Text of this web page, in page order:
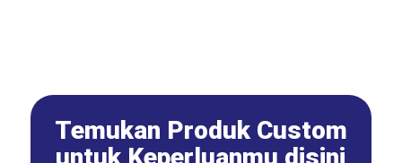
Temukan Produk Custom